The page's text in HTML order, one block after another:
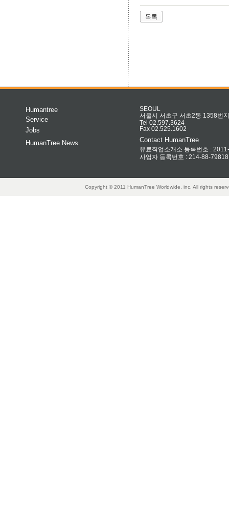
목록
Humantree
Service
Jobs
HumanTree News
SEOUL
서울시 서초구 서초2동 1358번
Tel 02.597.3624
Fax 02.525.1602
Contact HumanTree
유료직업소개소 등록번호 :
사업자 등록번호 : 214-88-79818
Copyright © 2011 HumanTree Worldwide, inc. All rights